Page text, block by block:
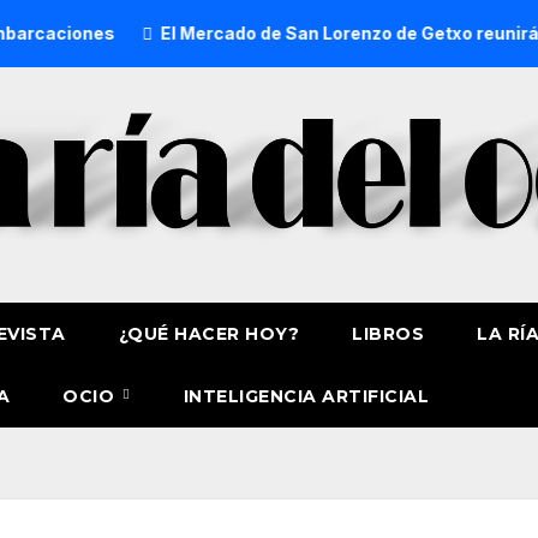
El Mercado de San Lorenzo de Getxo reunirá a más de 50
¿QUÉ HACER HOY? LIBROS LA
OCIO INTELIGENCIA ARTIFICIAL